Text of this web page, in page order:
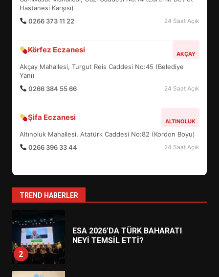
Hastanesi Karşısı)
0266 373 11 22
24 Saat Açık
Körfez Eczanesi AKÇAY
Akçay Mahallesi, Turgut Reis Caddesi No:45 (Belediye
Yanı)
0266 384 55 66
24 Saat Açık
Şifa Eczanesi ALTINOLUK
Altınoluk Mahallesi, Atatürk Caddesi No:82 (Kordon Boyu)
0266 396 33 44
24 Saat Açık
TREND HABERLER
5
6
TURNUVASI KAYITLARI NEYİ
7
YENİ YÖNETİM NASIL
ŞEKİLLENDİ?
1
HAREKETE GEÇİYOR: GÖZLER
2
ESA 2026’DA TÜRK BAHARATI
NEYİ TEMSİL ETTİ?